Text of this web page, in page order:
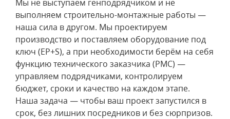
Мы не выступаем генподрядчиком и не
выполняем строительно-монтажные работы —
наша сила в другом. Мы проектируем
производство и поставляем оборудование под
ключ (EP+S), а при необходимости берём на себя
функцию технического заказчика (PMC) —
управляем подрядчиками, контролируем
бюджет, сроки и качество на каждом этапе.
Наша задача — чтобы ваш проект запустился в
срок, без лишних посредников и без сюрпризов.